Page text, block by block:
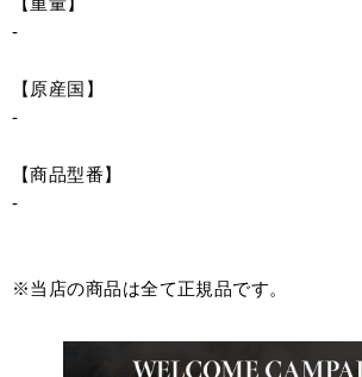
-
【原産国】
-
【商品型番】
-
※当店の商品は全て正規品です。